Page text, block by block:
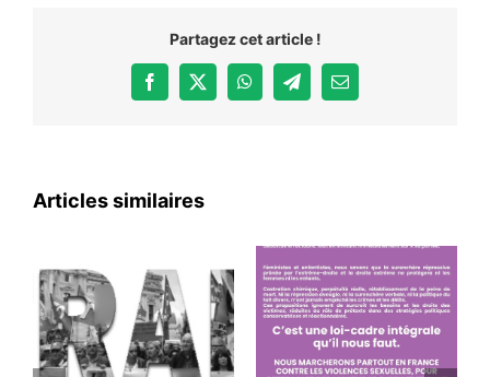
Partagez cet article !
Facebook
X WhatsAppTelegramEmail
Articles similaires